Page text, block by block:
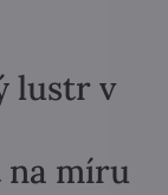
lustr v
na míru